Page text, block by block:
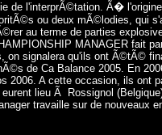
de l'interprÃ©tation. Ã�
ou deux mÃ©lodies, qui
au terme de parties
MANAGER fait
on signalera qu'ils ont Ã©tÃ©
de Ca Balance 2005. En
2006. A cette occasion, ils ont
lieu Ã Rossignol
travaille sur de nouveaux